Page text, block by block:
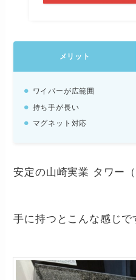
メリット
ワイパーが広範囲
持ち手が長い
マグネット対応
安定の山崎実業 タワー
手に持つとこんな感じで